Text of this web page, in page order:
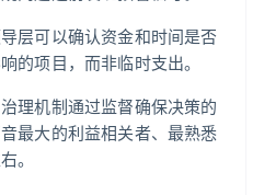
层可以确认资金和时间是否
的项目，而非临时支出。
治理机制通过监督确保决策的
最大的利益相关者、最熟悉
。